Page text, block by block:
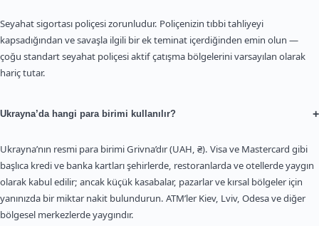
Seyahat sigortası poliçesi zorunludur. Poliçenizin tıbbi tahliyeyi
kapsadığından ve savaşla ilgili bir ek teminat içerdiğinden emin olun —
çoğu standart seyahat poliçesi aktif çatışma bölgelerini varsayılan olarak
hariç tutar.
Ukrayna’da hangi para birimi kullanılır? +
Ukrayna’nın resmi para birimi Grivna’dır (UAH, ₴). Visa ve Mastercard gibi
başlıca kredi ve banka kartları şehirlerde, restoranlarda ve otellerde yaygın
olarak kabul edilir; ancak küçük kasabalar, pazarlar ve kırsal bölgeler için
yanınızda bir miktar nakit bulundurun. ATM’ler Kiev, Lviv, Odesa ve diğer
bölgesel merkezlerde yaygındır.